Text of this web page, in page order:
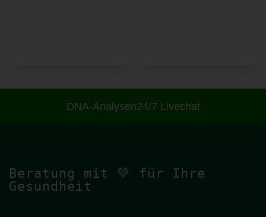
DNA-Analysen24/7 Livechat
Beratung mit 💚 für Ihre
Gesundheit